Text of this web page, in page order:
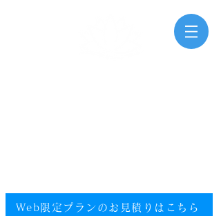
Web限定プランのお見積りはこちら​